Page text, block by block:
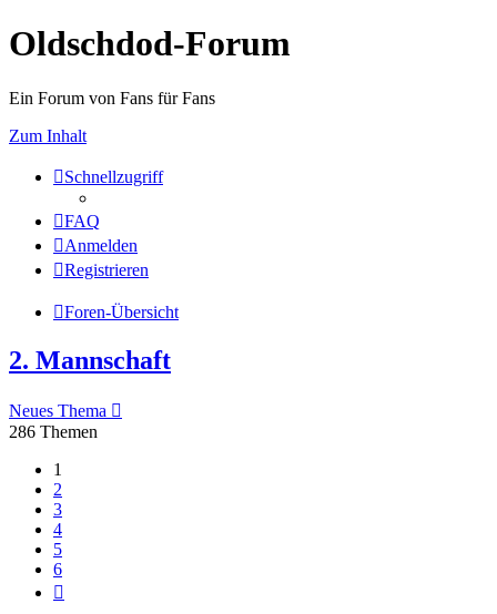
Oldschdod-Forum
Ein Forum von Fans für Fans
Zum Inhalt
Schnellzugriff
FAQ
Anmelden
Registrieren
Foren-Übersicht
2. Mannschaft
Neues Thema
286 Themen
1
2
3
4
5
6